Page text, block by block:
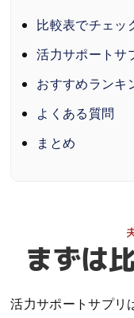
比較表でチェッ
活力サポートサ
おすすめランキ
よくある質問
まとめ
まずは
活力サポートサプリ